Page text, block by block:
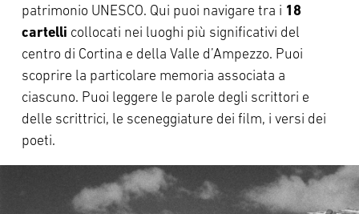
patrimonio UNESCO. Qui puoi navigare tra i 18
cartelli collocati nei luoghi più significativi del
centro di Cortina e della Valle d’Ampezzo. Puoi
scoprire la particolare memoria associata a
ciascuno. Puoi leggere le parole degli scrittori e
delle scrittrici, le sceneggiature dei film, i versi dei
poeti.